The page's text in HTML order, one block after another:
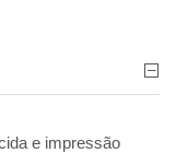
e impressão